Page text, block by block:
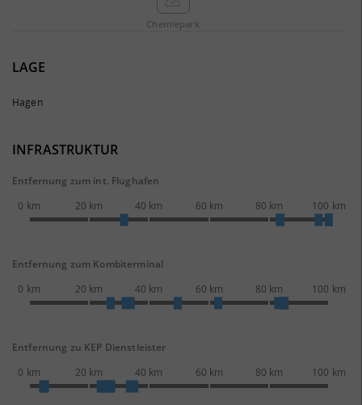
Chemie­park
LAGE
Hagen
INFRASTRUKTUR
Entfernung zum int. Flughafen
0 km
20 km 40 km 60 km 80 km 100 km
Entfernung zum Kombiterminal
0 km
20 km 40 km 60 km 80 km 100 km
Entfernung zu KEP Dienstleister
0 km
20 km 40 km 60 km 80 km 100 km